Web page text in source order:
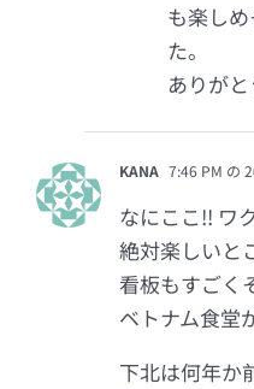
も楽し
た。
ありが
KANA 7:46 PM の
なにここ!! ワ
絶対楽しいと
看板もすごく
ベトナム食堂
下北は何年か